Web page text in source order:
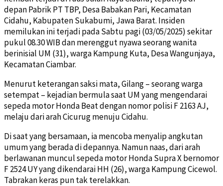
depan Pabrik PT TBP, Desa Babakan Pari, Kecamatan
Cidahu, Kabupaten Sukabumi, Jawa Barat. Insiden
memilukan ini terjadi pada Sabtu pagi (03/05/2025) sekitar
pukul 08.30 WIB dan merenggut nyawa seorang wanita
berinisial UM (31), warga Kampung Kuta, Desa Wangunjaya,
Kecamatan Ciambar.
Menurut keterangan saksi mata, Gilang – seorang warga
setempat – kejadian bermula saat UM yang mengendarai
sepeda motor Honda Beat dengan nomor polisi F 2163 AJ,
melaju dari arah Cicurug menuju Cidahu.
Di saat yang bersamaan, ia mencoba menyalip angkutan
umum yang berada di depannya. Namun naas, dari arah
berlawanan muncul sepeda motor Honda Supra X bernomor
F 2524 UY yang dikendarai HH (26), warga Kampung Cicewol.
Tabrakan keras pun tak terelakkan.